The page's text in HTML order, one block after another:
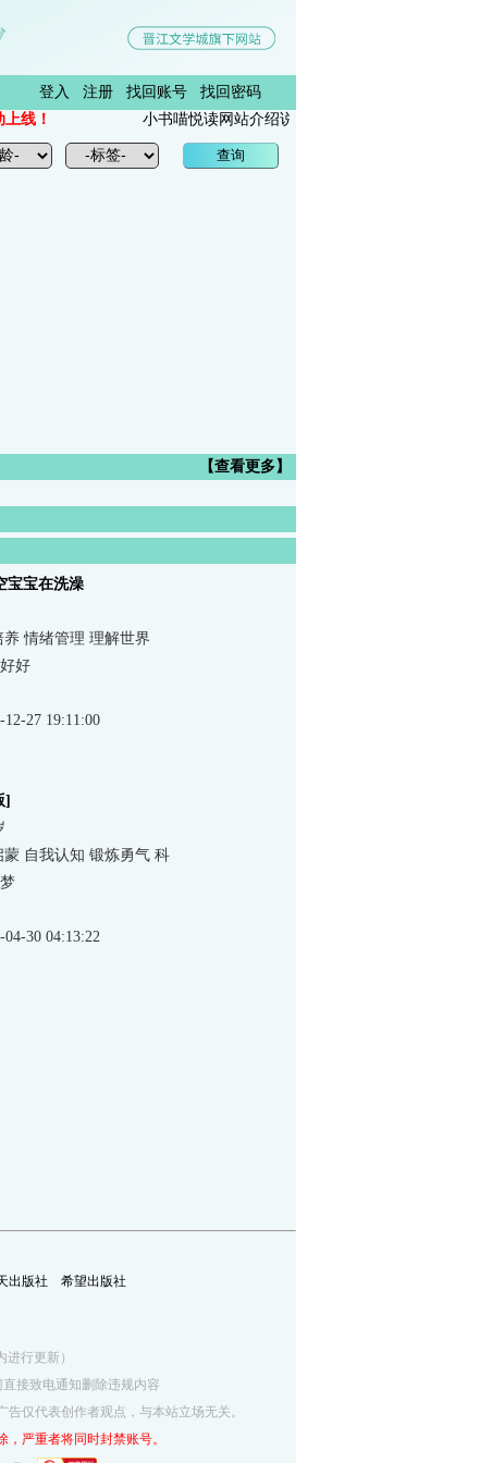
登入 注册 找回账号
找回密码
线！
小书喵悦读网站介绍说明
【查看更多】
宝宝在洗澡
情绪管理 理解世界
好
27 19:11:00
]
自我认知 锻炼勇气 科
30 04:13:22
出版社 希望出版社
进行更新）
直接致电通知删除违规内容
仅代表创作者观点，与本站立场无关。
严重者将同时封禁账号。